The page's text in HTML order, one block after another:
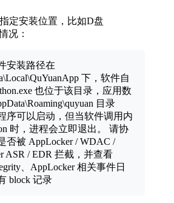
定安装位置，比如D盘
况：
安装路径在
下，软件自
也位于该目录，应用数
目录
序可以启动，但当软件调用内
时，进程会立即退出。 请协
否被 AppLocker / WDAC /
ASR / EDR 拦截，并查看
、AppLocker 相关事件日
block 记录